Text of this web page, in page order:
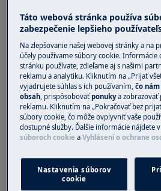
2. Pred čistením mrazničku
Postup odmrazenia
na používanie.
3. Očistite poličky, tesnenie
vnútro vhodným
dezinfekčným/čistiacim
môžete nájsť v našom .
internetovom obchode
Táto webová stránka používa
zabezpečenie lepšieho
Na zlepšovanie našej webovej stránky a na
účely používame súbory cookie. Informácie
stránku používate, zdieľame aj s našimi
reklamu a analytiku. Kliknutím na „Prijať
vyjadrujete súhlas s ich používaním,čo
obsah , prispôsobovaťponukya zobrazovať
reklamu. Kliknutím na „Pokračovať bez
súbory cookie, čo môže ovplyvniť vaše
dostupné služby. Ďalšie informácie nájdete
súboroch cookie aVyhlásení o ochrane
Nastavenia súborov
cookie